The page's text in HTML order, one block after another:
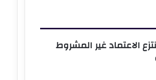
الاعتماد غير المشروط